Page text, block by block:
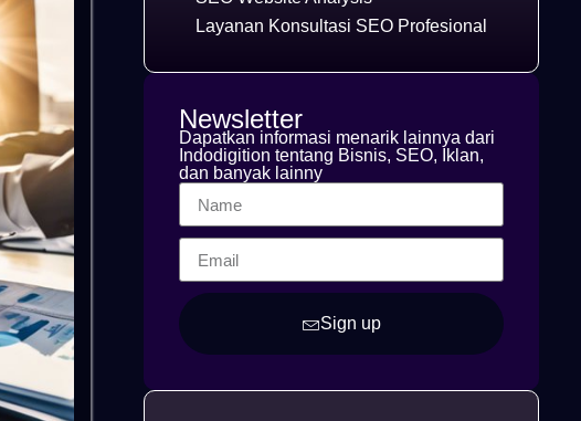
Layanan Konsultasi SEO Profesional
Newsletter
Dapatkan informasi menarik lainnya dari
Indodigition tentang Bisnis, SEO, Iklan,
dan banyak lainny
Sign up